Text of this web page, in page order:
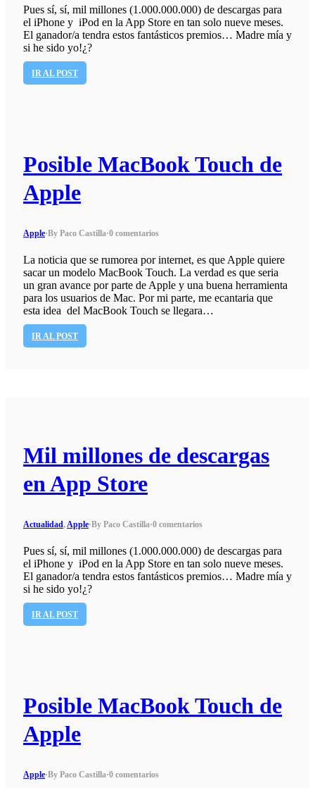
Pues sí, sí, mil millones (1.000.000.000) de descargas para
el iPhone y iPod en la App Store en tan solo nueve meses.
El ganador/a tendra estos fantásticos premios… Madre mía y
si he sido yo!¿?
IR AL POST
Posible MacBook Touch de
Apple
Apple·By Paco Castilla·0 comentarios
La noticia que se rumorea por internet, es que Apple quiere
sacar un modelo MacBook Touch. La verdad es que seria
un gran avance por parte de Apple y una buena herramienta
para los usuarios de Mac. Por mi parte, me ecantaria que
esta idea del MacBook Touch se llegara…
IR AL POST
Mil millones de descargas
en App Store
Actualidad,Apple·By Paco Castilla·0 comentarios
Pues sí, sí, mil millones (1.000.000.000) de descargas para
el iPhone y iPod en la App Store en tan solo nueve meses.
El ganador/a tendra estos fantásticos premios… Madre mía y
si he sido yo!¿?
IR AL POST
Posible MacBook Touch de
Apple
Apple·By Paco Castilla·0 comentarios